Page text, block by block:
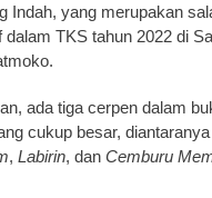
Indah, yang merupakan
TKS tahun 2022 di
ada tiga cerpen dalam
cukup besar,
, Labirin, dan Cemburu